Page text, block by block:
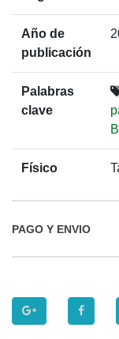
Año de
publicación
Palabras
clave
Físico
PAGO Y ENVIO